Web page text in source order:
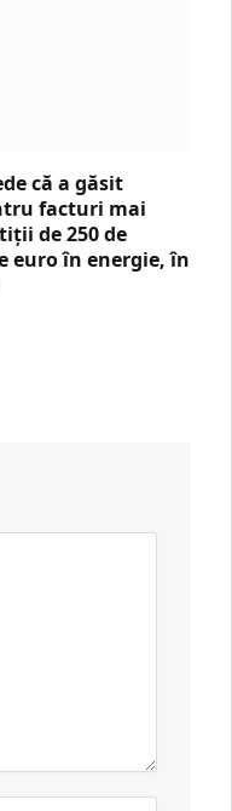
că a găsit
facturi mai
de 250 de
euro în energie, în